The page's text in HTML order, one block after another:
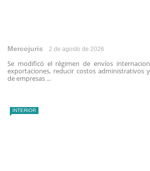
Mercojuris 2 de agosto de 2026
Se modificó el régimen de envíos
exportaciones, reducir costos administrativos
de empresas ...
INTERIOR